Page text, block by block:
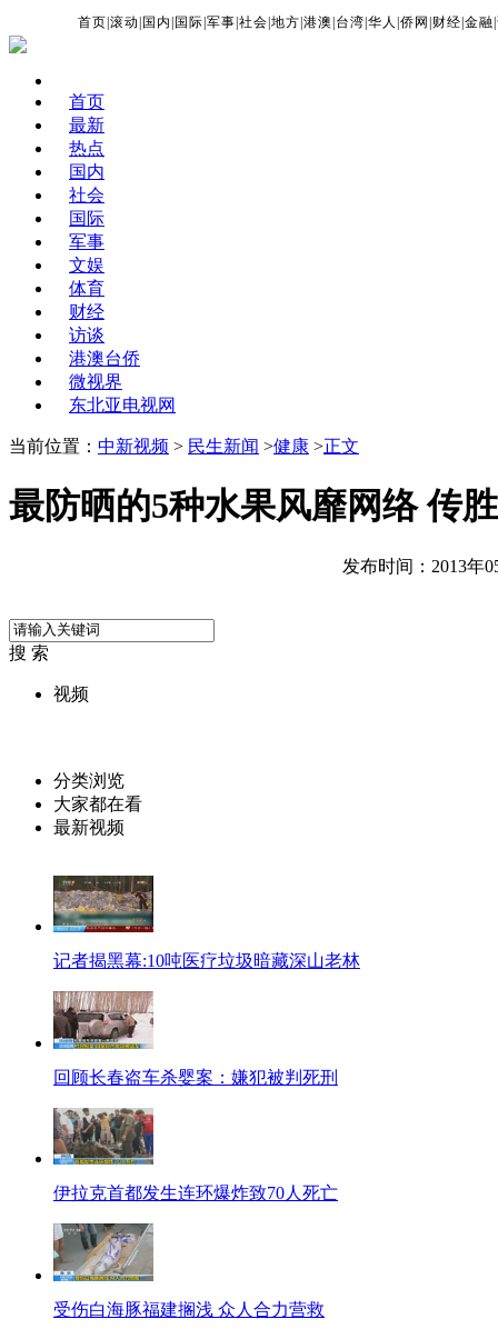
首页 |滚动 国内 国际 |军事 |社会 |地方 |港澳 台湾 |华人 |侨网 财经 |金融 |
首页
最新
热点
国内
社会
国际
军事
文娱
体育
财经
访谈
港澳台侨
微视界
东北亚电视网
当前位置： 中新视频 > 民生新闻 >健康 >正文
最防晒的5种水果风靡网络 传
发布时间：2013年
搜 索
视频
分类浏览
大家都在看
最新视频
记者揭黑幕:10吨医疗垃圾暗藏深山老林
回顾长春盗车杀婴案：嫌犯被判死刑
伊拉克首都发生连环爆炸致70人死亡
受伤白海豚福建搁浅 众人合力营救